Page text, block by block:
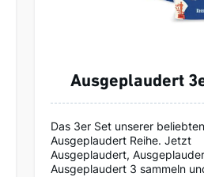
Ausgeplaudert
Das 3er Set unserer beliebten
Ausgeplaudert Reihe. Jetzt
Ausgeplaudert,
Ausgeplaudert 3 sammeln